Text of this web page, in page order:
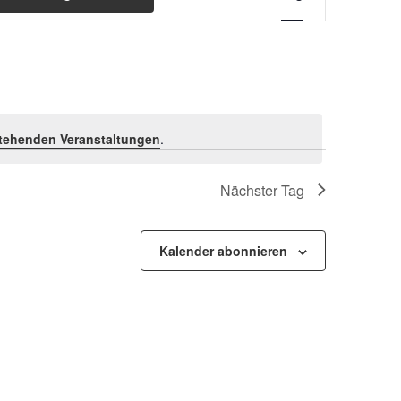
Veranstaltungen.
Ansichten-
Nächster Tag
Kalender abonnieren